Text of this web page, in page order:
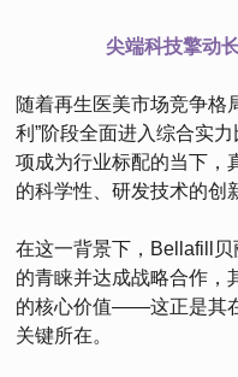
尖端科技擎动
随着再生医美市场竞争格
利”阶段全面进入综合实
项成为行业标配的当下，
的科学性、研发技术的创
在这一背景下，Bellafill
的青睐并达成战略合作，
的核心价值——这正是其
关键所在。